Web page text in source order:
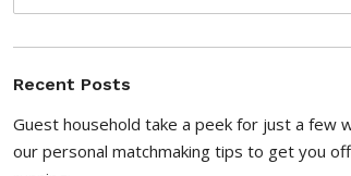
Recent Posts
Guest household take a peek for just a few
our personal matchmaking tips to get you